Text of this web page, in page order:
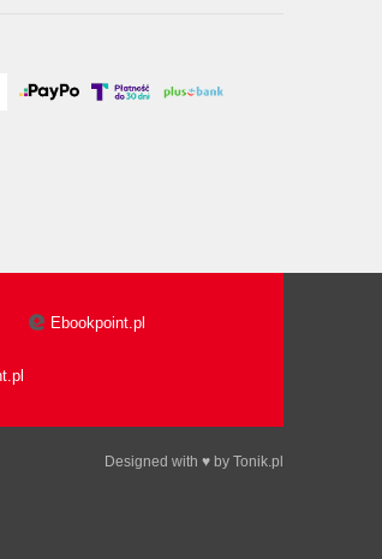
Ebookpoint.pl
Designed with ♥ by Tonik.pl